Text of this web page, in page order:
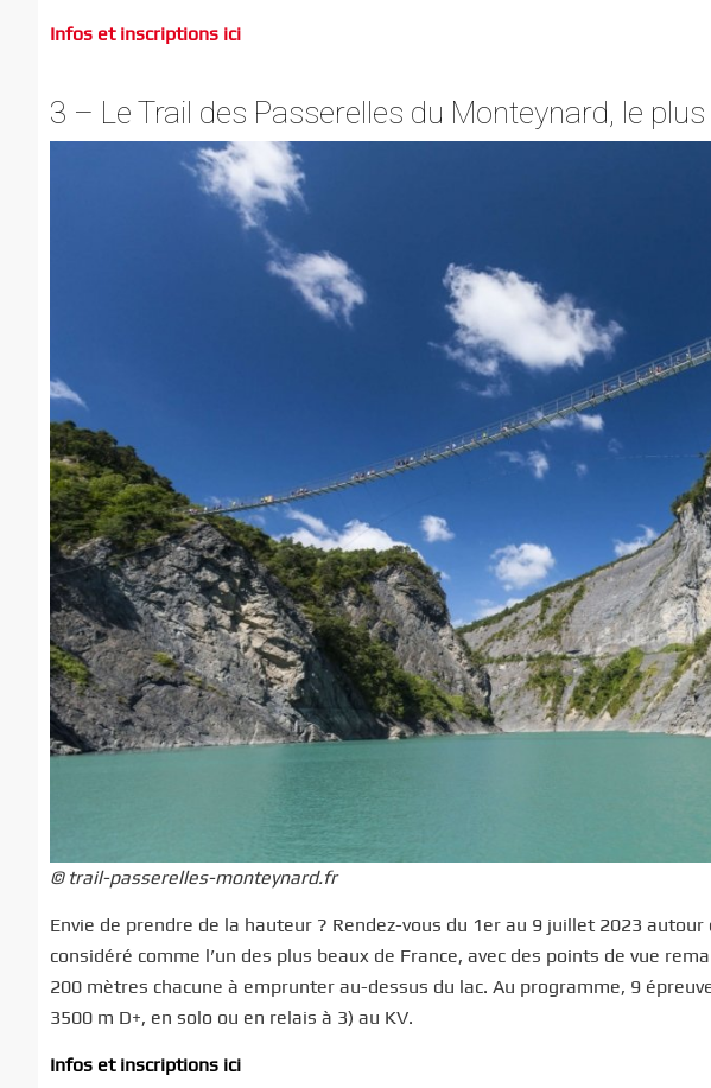
Infos et inscriptions ici
3 – Le Trail des Passerelles du Monteynard, le
© trail-passerelles-monteynard.fr
Envie de prendre de la hauteur ? Rendez-vous du 1er au 9 juillet 2023
considéré comme l’un des plus beaux de France, avec des points de vue
200 mètres chacune à emprunter au-dessus du lac. Au programme, 9
3500 m D+, en solo ou en relais à 3) au KV.
Infos et inscriptions ici